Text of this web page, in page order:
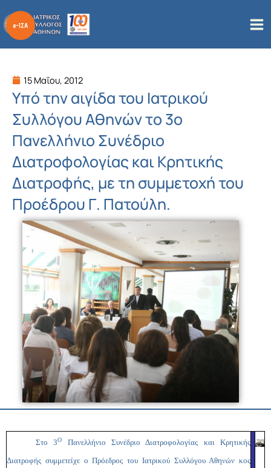
στο
περιεχόμενο
15 Μαΐου, 2012
Yπό την αιγίδα του Ιατρικού
Συλλόγου Αθηνών τo 3ο
Πανελλήνιο Συνέδριο
Διατροφολογίας και Κρητικής
Διατροφής, με τη συμμετοχή του
Προέδρου Γ. Πατούλη.
Στο 3Ο
Πανελλήνιο Συνέδριο Διατροφολογίας και Κρητικής
Διατροφής συμμετείχε ο Πρόεδρος του Ιατρικού Συλλόγου Αθηνών κος